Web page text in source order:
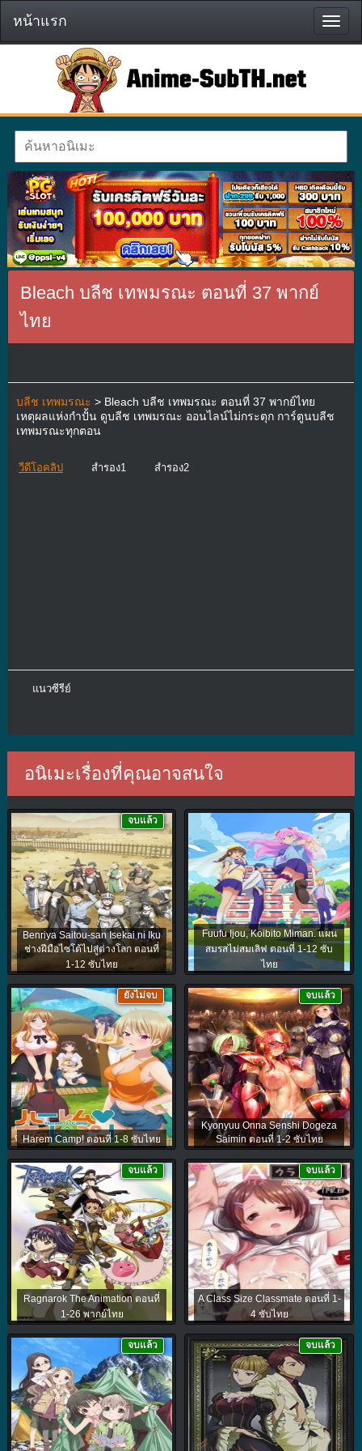
หน้า
แรก
หน้าแรก
Bleach บลีช เทพมรณะ ตอนที่ 37 พากย์
ไทย
บลีช เทพมรณะ > Bleach บลีช เทพมรณะ ตอนที่ 37 พากย์ไทย
เหตุผลแห่งกำปั้น ดูบลีช เทพมรณะ ออนไลน์ไม่กระตุก การ์ตูนบลีช
เทพมรณะทุกตอน
วีดีโอคลิป สำรอง1 สำรอง2
แนวซีรีย์
อนิเมะเรื่องที่คุณอาจสนใจ
Benriya Saitou-san Isekai ni Iku
ช่างฝีมือไซโต้ไปสู่ต่างโลก ตอนที่
1-12 ซับไทย
จบแล้ว
Fuufu Ijou, Koibito Miman. แผน
สมรสไม่สมเลิฟ ตอนที่ 1-12 ซับ
ไทย
Harem Camp! ตอนที่ 1-8 ซับไทย
ยังไม่จบ
Kyonyuu Onna Senshi Dogeza
Saimin ตอนที่ 1-2 ซับไทย
จบแล้ว
Ragnarok The Animation ตอนที่
1-26 พากย์ไทย
จบแล้ว
A Class Size Classmate ตอนที่ 1-
4 ซับไทย
จบแล้ว
จบแล้ว จบแล้ว